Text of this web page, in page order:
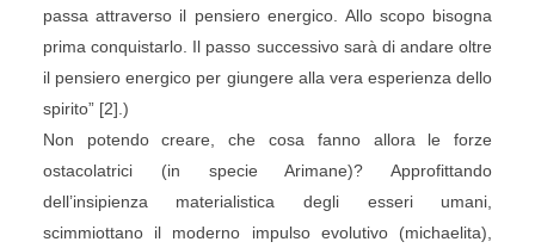
passa attraverso il pensiero energico. Allo scopo bisogna
prima conquistarlo. Il passo successivo sarà di andare oltre
il pensiero energico per giungere alla vera esperienza dello
spirito” [2].)
Non potendo creare, che cosa fanno allora le forze
ostacolatrici (in specie Arimane)? Approfittando
dell’insipienza materialistica degli esseri umani,
scimmiottano il moderno impulso evolutivo (michaelita),